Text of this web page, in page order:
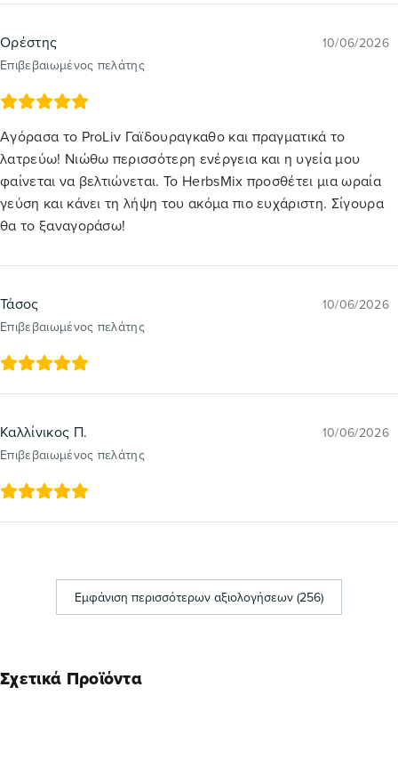
Ορέστης
Επιβεβαιωμένος πελάτης
10/06/2026
Αγόρασα το ProLiv Γαϊδουραγκαθο και πραγματικά το
λατρεύω! Νιώθω περισσότερη ενέργεια και η υγεία μου
φαίνεται να βελτιώνεται. Το HerbsMix προσθέτει μια ωραία
γεύση και κάνει τη λήψη του ακόμα πιο ευχάριστη. Σίγουρα
θα το ξαναγοράσω!
Τάσος
Επιβεβαιωμένος πελάτης
10/06/2026
Καλλίνικος Π.
Επιβεβαιωμένος πελάτης
10/06/2026
Εμφάνιση περισσότερων αξιολογήσεων (256)
Σχετικά Προϊόντα